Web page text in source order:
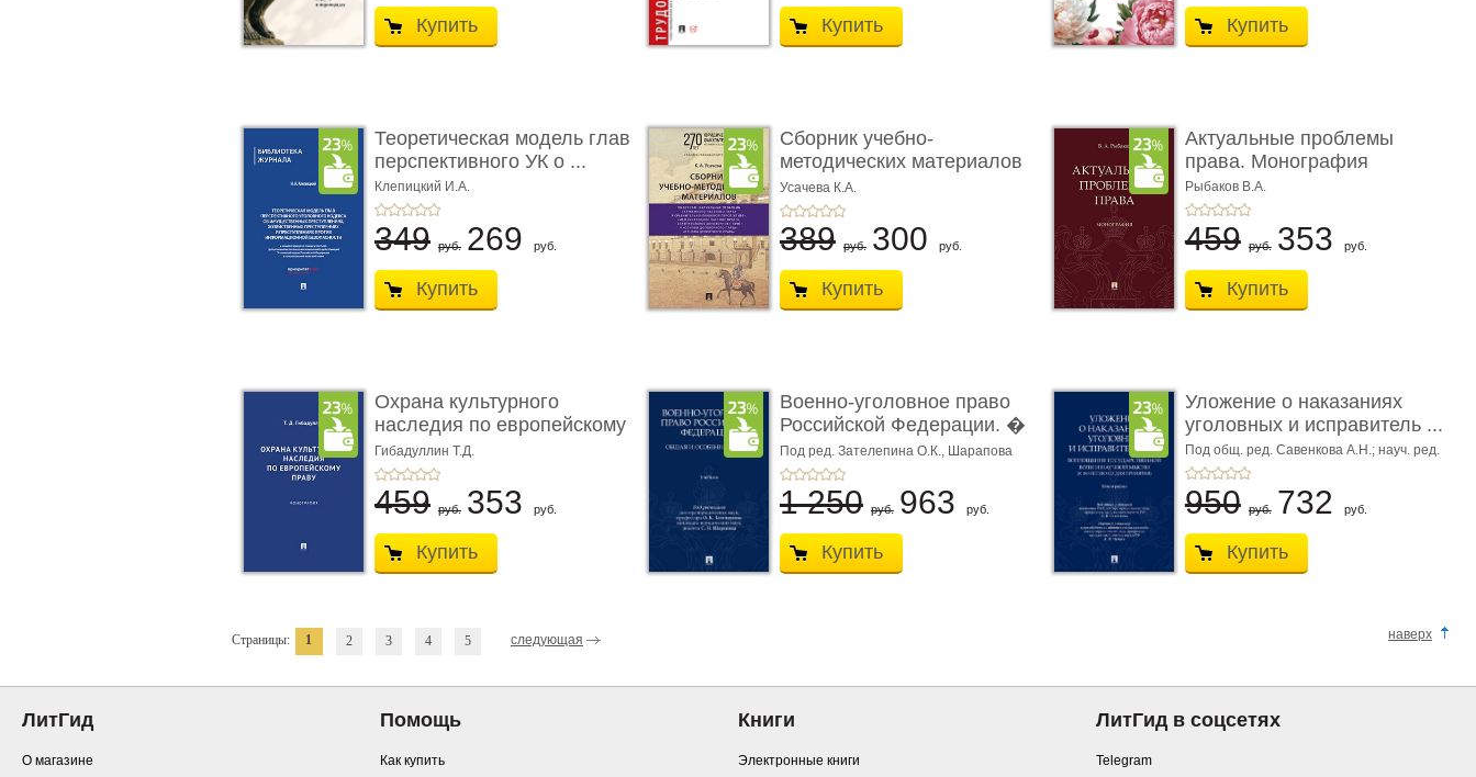
Купить Купить Купить
Теоретическая модель глав
перспективного УК о ...
Клепицкий И.А.
349 руб. 269 руб.
Купить
Сборник учебно-
методических материалов
по кур ...
Усачева К.А.
389 руб. 300 руб.
Купить
Актуальные проблемы
права. Монография
Рыбаков В.А.
459 руб. 353 руб.
Купить
Охрана культурного
наследия по европейскому
п ...
Гибадуллин Т.Д.
459 руб. 353 руб.
Купить
Военно-уголовное право
Российской Федерации. �
...
Под ред. Зателепина О.К., Шарапова
С.Н.
1 250 руб. 963 руб.
Купить
Уложение о наказаниях
уголовных и исправитель ...
Под общ. ред. Савенкова А.Н.; науч. ред.
и рук. авт. кол. Чучаев А.И.
950 руб. 732 руб.
Купить
Страницы: 1 2 3 4 5 следующая наверх
ЛитГид
О магазине
Помощь
Как купить
Книги
Электронные книги
ЛитГид в соцсетях
Telegram